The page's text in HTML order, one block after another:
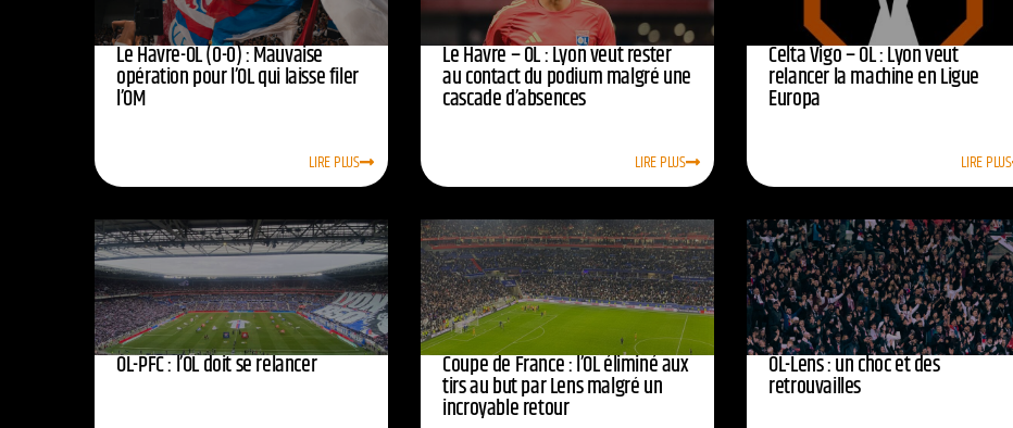
Le Havre-OL (0-0) : Mauvaise
opération pour l’OL qui laisse filer
l’OM
LIRE PLUS
Le Havre – OL : Lyon veut rester
au contact du podium malgré une
cascade d’absences
LIRE PLUS
Celta Vigo – OL : Lyon veut
relancer la machine en Ligue
Europa
LIRE PLUS
OL-PFC : l’OL doit se relancer Coupe de France : l’OL éliminé aux
tirs au but par Lens malgré un
incroyable retour
OL-Lens : un choc et des
retrouvailles